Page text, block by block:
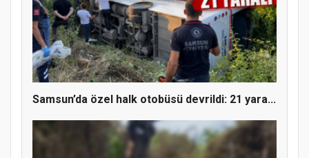
Samsun’da özel halk otobüsü devrildi: 21 yara...